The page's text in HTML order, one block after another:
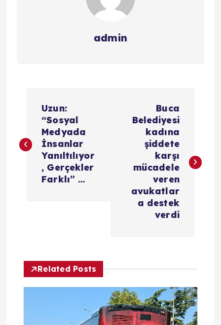
admin
z
n
Uzun:
“Sosyal
Medyada
İnsanlar
Yanıltılıyor
, Gerçekler
Farklı” …
Buca
Belediyesi
kadına
şiddete
karşı
mücadele
veren
avukatlar
a destek
verdi
Related Posts